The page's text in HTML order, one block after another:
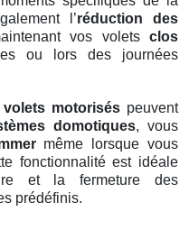
l’réduction des
vos voletsclos
ou lors des journées
volets motoriséspeuvent
domotiques, vous
même lorsque vous
fonctionnalité est idéale
et la fermeture des
prédéfinis.